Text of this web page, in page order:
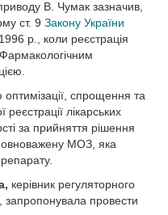
В. Чумак зазначив,
ст. 9 Закону України
р., коли реєстрація
Фармакологічним
спрощення та
лікарських
за прийняття рішення
МОЗ, яка
керівник регуляторного
запропонувала провести